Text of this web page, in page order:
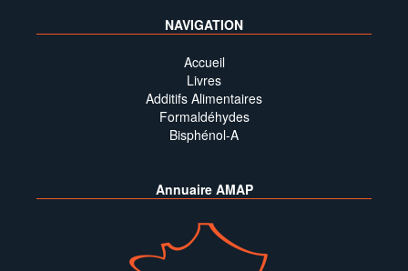
NAVIGATION
Accueil
Livres
Additifs Alimentaires
Formaldéhydes
Bisphénol-A
Annuaire AMAP